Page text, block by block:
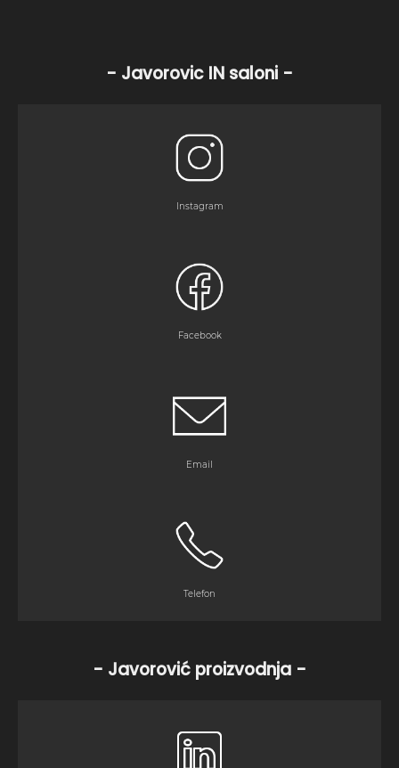
- Javorovic IN saloni -
Instagram
Facebook
Email
Telefon
- Javorović proizvodnja -